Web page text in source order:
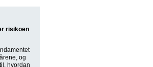
risikoen
og
hvordan